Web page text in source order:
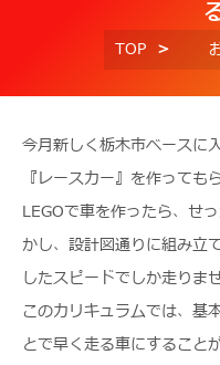
TOP
今月新しく栃木市ベースに
『レースカー』を作っても
LEGOで車を作ったら、せ
かし、設計図通りに組み立
したスピードでしか走りませ
このカリキュラムでは、基
とで早く走る車にすること